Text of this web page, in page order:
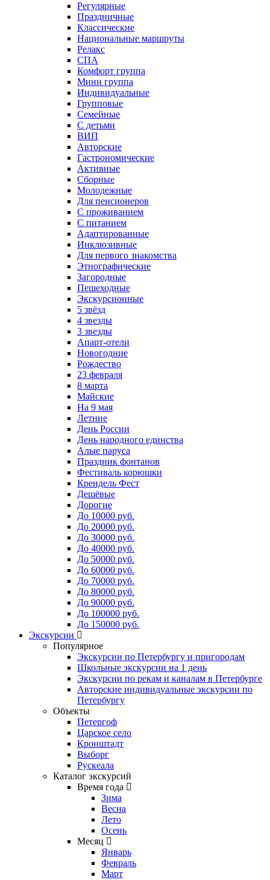
Регулярные
Праздничные
Классические
Национальные маршруты
Релакс
СПА
Комфорт группа
Мини группа
Индивидуальные
Групповые
Семейные
С детьми
ВИП
Авторские
Гастрономические
Активные
Сборные
Молодежные
Для пенсионеров
С проживанием
С питанием
Адаптированные
Инклюзивные
Для первого знакомства
Этнографические
Загородные
Пешеходные
Экскурсионные
5 звёзд
4 звезды
3 звезды
Апарт-отели
Новогодние
Рождество
23 февраля
8 марта
Майские
На 9 мая
Летние
День России
День народного единства
Алые паруса
Праздник фонтанов
Фестиваль корюшки
Крендель Фест
Дешёвые
Дорогие
До 10000 руб.
До 20000 руб.
До 30000 руб.
До 40000 руб.
До 50000 руб.
До 60000 руб.
До 70000 руб.
До 80000 руб.
До 90000 руб.
До 100000 руб.
До 150000 руб.
Экскурсии
Популярное
Экскурсии по Петербургу и пригородам
Школьные экскурсии на 1 день
Экскурсии по рекам и каналам в Петербурге
Авторские индивидуальные экскурсии по
Петербургу
Объекты
Петергоф
Царское село
Кронштадт
Выборг
Рускеала
Каталог экскурсий
Время года
Зима
Весна
Лето
Осень
Месяц
Январь
Февраль
Март